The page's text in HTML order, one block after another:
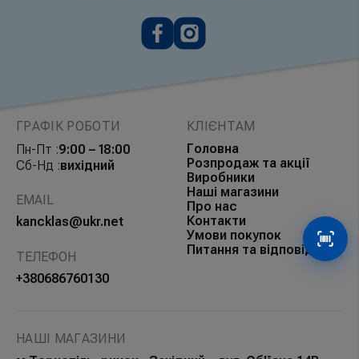
ГРАФІК РОБОТИ
Пн-Пт :9:00 – 18:00
Сб-Нд :вихідний
EMAIL
kancklas@ukr.net
ТЕЛЕФОН
+380686760130
КЛІЄНТАМ
Головна
Розпродаж та акції
Виробники
Наші магазини
Про нас
Контакти
Умови покупок
Питання та відповіді
НАШІ МАГАЗИНИ